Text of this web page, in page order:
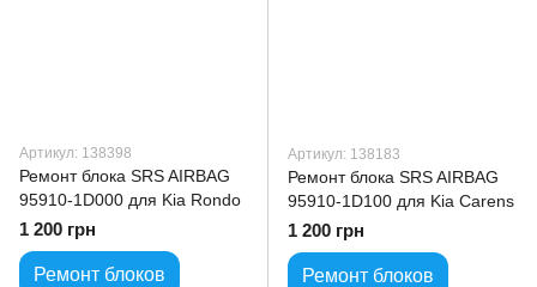
Артикул: 138398
Ремонт блока SRS AIRBAG
95910-1D000 для Kia Rondo
1 200 грн
Ремонт блоков
Артикул: 138183
Ремонт блока SRS AIRBAG
95910-1D100 для Kia Carens
1 200 грн
Ремонт блоков